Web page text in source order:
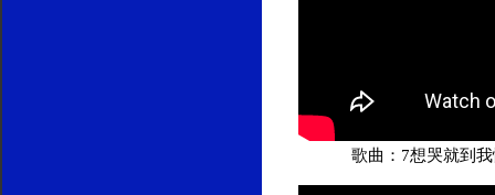
歌曲：7想哭就到